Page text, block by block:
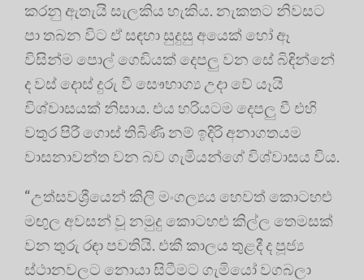
කරනු ඇතැයි සැලකිය හැකිය. නැකතට නිවසට
පා තබන විට ඒ සඳහා සුදුසු අයෙක්‌ හෝ ඈ
විසින්ම පොල් ගෙඩියක්‌ දෙපලු වන සේ බිඳින්නේ
ද වස්‌ දොස්‌ දුරු වී සෞභාග්‍ය උදා වේ යෑයි
විශ්වාසයක්‌ නිසාය. එය හරියටම දෙපලු වී එහි
වතුර පිරී ගොස්‌ තිබිණි නම් ඉදිරි අනාගතයම
වාසනාවන්ත වන බව ගැමියන්ගේ විශ්වාසය විය.
“උත්සවශ්‍රීයෙන් කිලි මංගල්‍යය හෙවත් කොටහළු
මඟුල අවසන් වූ නමුදු කොටහළු කිල්ල තෙමසක්‌
වන තුරු රඳා පවතියි. එකී කාලය තුළදී ද පූජ්‍ය
ස්‌ථානවලට නොයා සිටීමට ගැමියෝ වගබලා